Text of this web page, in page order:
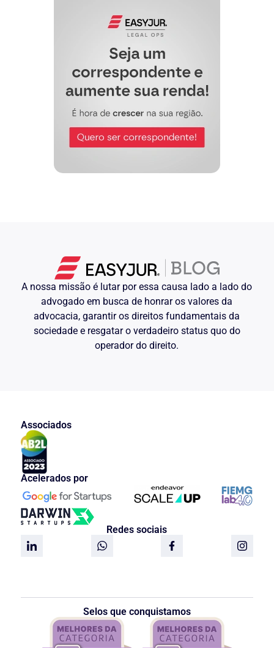
A nossa missão é lutar por essa causa lado a lado do
advogado em busca de honrar os valores da
advocacia, garantir os direitos fundamentais da
sociedade e resgatar o verdadeiro status quo do
operador do direito.
Associados
Acelerados por
Redes sociais
Selos que conquistamos